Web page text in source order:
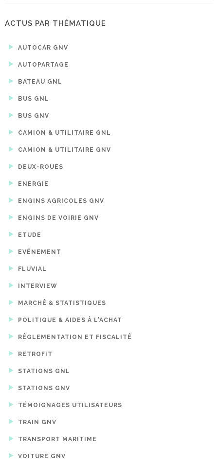
ACTUS PAR THÉMATIQUE
AUTOCAR GNV
AUTOPARTAGE
BATEAU GNL
BUS GNL
BUS GNV
CAMION & UTILITAIRE GNL
CAMION & UTILITAIRE GNV
DEUX-ROUES
ENERGIE
ENGINS AGRICOLES GNV
ENGINS DE VOIRIE GNV
ETUDE
EVÉNEMENT
FLUVIAL
INTERVIEW
MARCHÉ & STATISTIQUES
POLITIQUE & AIDES À L'ACHAT
RÉGLEMENTATION ET FISCALITÉ
RETROFIT
STATIONS GNL
STATIONS GNV
TÉMOIGNAGES UTILISATEURS
TRAIN GNV
TRANSPORT MARITIME
VOITURE GNV